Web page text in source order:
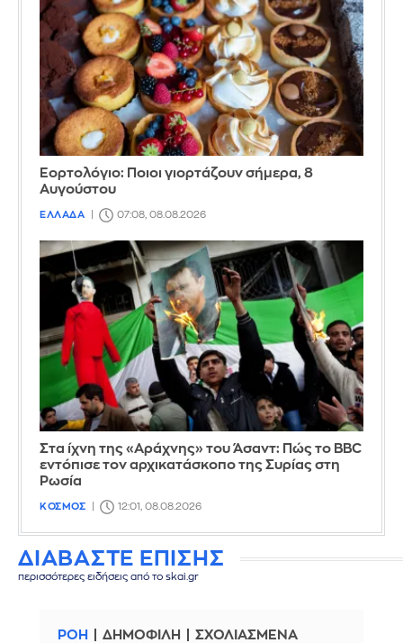
Εορτολόγιο: Ποιοι γιορτάζουν σήμερα, 8
Αυγούστου
ΕΛΛΑΔΑ 07:08, 08.08.2026
Στα ίχνη της «Αράχνης» του Άσαντ: Πώς το BBC
εντόπισε τον αρχικατάσκοπο της Συρίας στη
Ρωσία
ΚΟΣΜΟΣ 12:01, 08.08.2026
ΔΙΑΒΑΣΤΕ ΕΠΙΣΗΣ
περισσότερες ειδήσεις από το skai.gr
ΡΟΗ ΔΗΜΟΦΙΛΗ ΣΧΟΛΙΑΣΜΕΝΑ